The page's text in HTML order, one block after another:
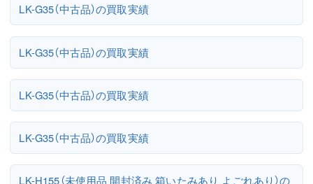
LK-G35（中古品）の買取実績
LK-G35（中古品）の買取実績
LK-G35（中古品）の買取実績
LK-G35（中古品）の買取実績
LK-H155（未使用品 開封済み 箱いたみあり よごれあり）の